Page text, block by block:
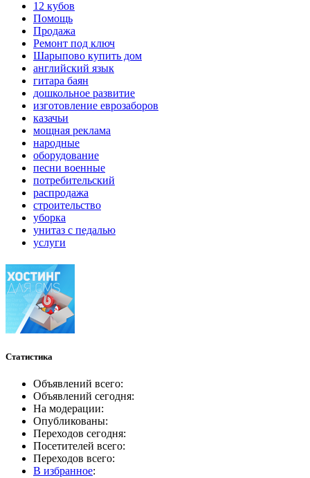
12 кубов
Помощь
Продажа
Ремонт под ключ
Шарыпово купить дом
английский язык
гитара баян
дошкольное развитие
изготовление еврозаборов
казачьи
мощная реклама
народные
оборудование
песни военные
потребительский
распродажа
строительство
уборка
унитаз с педалью
услуги
Статистика
Объявлений всего:
Объявлений сегодня:
На модерации:
Опубликованы:
Переходов сегодня:
Посетителей всего:
Переходов всего:
В избранное: